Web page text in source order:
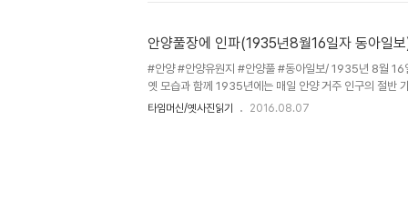
안양풀장에 인파(1935년8월16일자 동아일
‪#‎안양‬ ‪#‎안양유원지‬ ‪#‎안양풀‬ ‪#‎동아일보‬/ 1935년 8월 16일자 동아일보 기사로 안양풀의
옛 모습과 함께 1935년에는 매일 안양 거주 인구의 절반
찾으면서 한달도 안돼 2만8700여명이 찾는 등 삼성산 계
타임머신/옛사진읽기 2016.08.07